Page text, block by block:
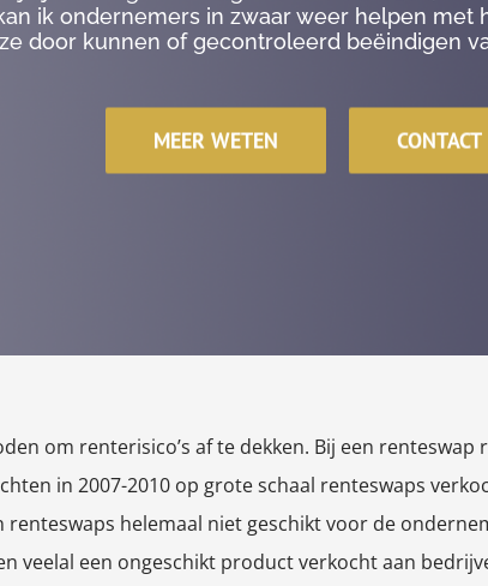
ik ondernemers in zwaar weer helpen met
door kunnen of gecontroleerd beëindigen
MEER WETEN CONTACT
om renterisico’s af te dekken. Bij een
in 2007-2010 op grote schaal renteswaps
helemaal niet geschikt voor de
veelal een ongeschikt product verkocht aan